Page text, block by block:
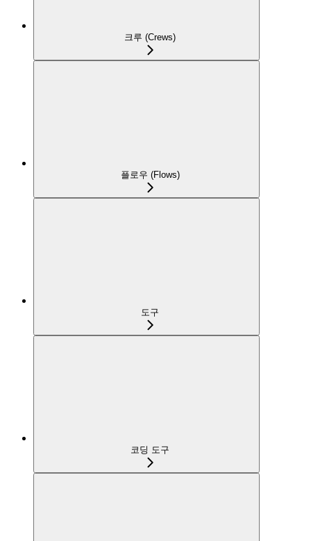
크루 (Crews)
플로우 (Flows)
도구
코딩 도구